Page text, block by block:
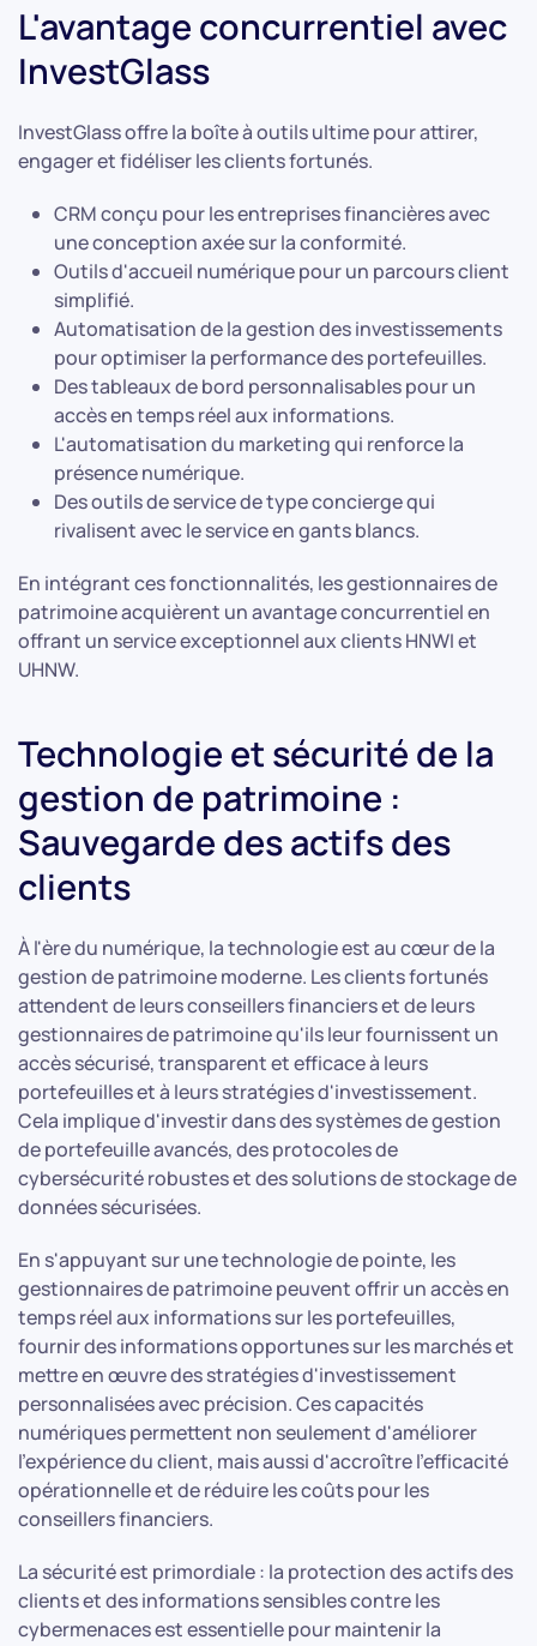
L'avantage concurrentiel avec
InvestGlass
InvestGlass offre la boîte à outils ultime pour attirer,
engager et fidéliser les clients fortunés.
CRM conçu pour les entreprises financières avec
une conception axée sur la conformité.
Outils d'accueil numérique pour un parcours client
simplifié.
Automatisation de la gestion des investissements
pour optimiser la performance des portefeuilles.
Des tableaux de bord personnalisables pour un
accès en temps réel aux informations.
L'automatisation du marketing qui renforce la
présence numérique.
Des outils de service de type concierge qui
rivalisent avec le service en gants blancs.
En intégrant ces fonctionnalités, les gestionnaires de
patrimoine acquièrent un avantage concurrentiel en
offrant un service exceptionnel aux clients HNWI et
UHNW.
Technologie et sécurité de la
gestion de patrimoine :
Sauvegarde des actifs des
clients
À l'ère du numérique, la technologie est au cœur de la
gestion de patrimoine moderne. Les clients fortunés
attendent de leurs conseillers financiers et de leurs
gestionnaires de patrimoine qu'ils leur fournissent un
accès sécurisé, transparent et efficace à leurs
portefeuilles et à leurs stratégies d'investissement.
Cela implique d'investir dans des systèmes de gestion
de portefeuille avancés, des protocoles de
cybersécurité robustes et des solutions de stockage de
données sécurisées.
En s'appuyant sur une technologie de pointe, les
gestionnaires de patrimoine peuvent offrir un accès en
temps réel aux informations sur les portefeuilles,
fournir des informations opportunes sur les marchés et
mettre en œuvre des stratégies d'investissement
personnalisées avec précision. Ces capacités
numériques permettent non seulement d'améliorer
l'expérience du client, mais aussi d'accroître l'efficacité
opérationnelle et de réduire les coûts pour les
conseillers financiers.
La sécurité est primordiale : la protection des actifs des
clients et des informations sensibles contre les
cybermenaces est essentielle pour maintenir la